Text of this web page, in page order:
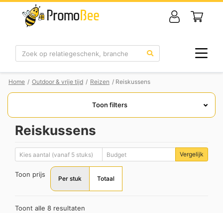
Zoek
Home / Outdoor & vrije tijd / Reizen / Reiskussens
Toon filters
Reiskussens
Vergelijk
Toon prijs
Per stuk Totaal
Toont alle 8 resultaten